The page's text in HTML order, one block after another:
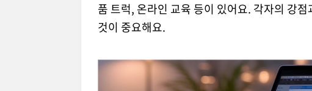
품 트럭, 온라인 교육 등이 있어요. 각자의 강
것이 중요해요.